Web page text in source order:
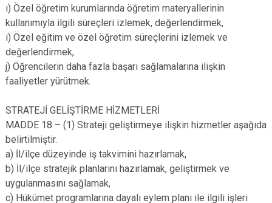
ı) Özel öğretim kurumlarında öğretim materyallerinin
kullanımıyla ilgili süreçleri izlemek, değerlendirmek,
i) Özel eğitim ve özel öğretim süreçlerini izlemek ve
değerlendirmek,
j) Öğrencilerin daha fazla başarı sağlamalarına ilişkin
faaliyetler yürütmek.
STRATEJİ GELİŞTİRME HİZMETLERİ
MADDE 18 – (1) Strateji geliştirmeye ilişkin hizmetler aşağıda
belirtilmiştir.
a) İl/ilçe düzeyinde iş takvimini hazırlamak,
b) İl/ilçe stratejik planlarını hazırlamak, geliştirmek ve
uygulanmasını sağlamak,
c) Hükümet programlarına dayalı eylem planı ile ilgili işleri